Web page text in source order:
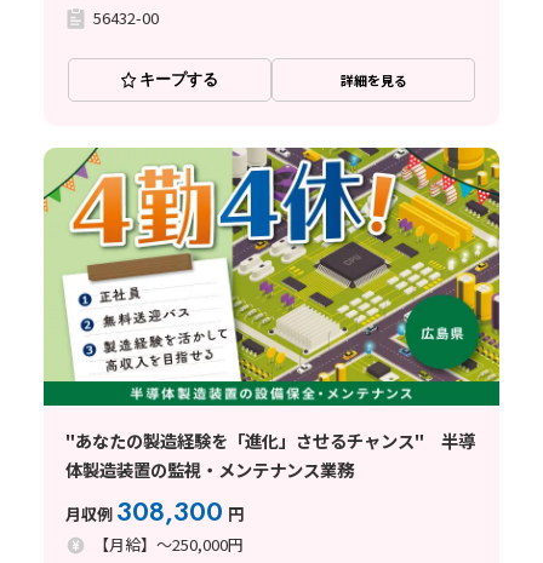
56432-00
キープする 詳細を見る
"あなたの製造経験を「進化」させるチャンス" 半導
体製造装置の監視・メンテナンス業務
月収例 308,300 円
【月給】～250,000円